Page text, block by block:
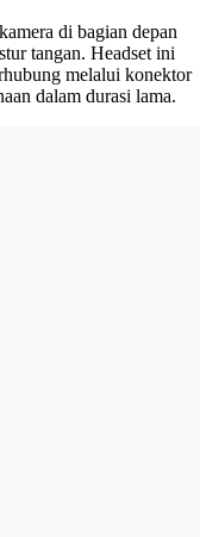
di bagian depan
tangan. Headset ini
melalui konektor
dalam durasi lama.